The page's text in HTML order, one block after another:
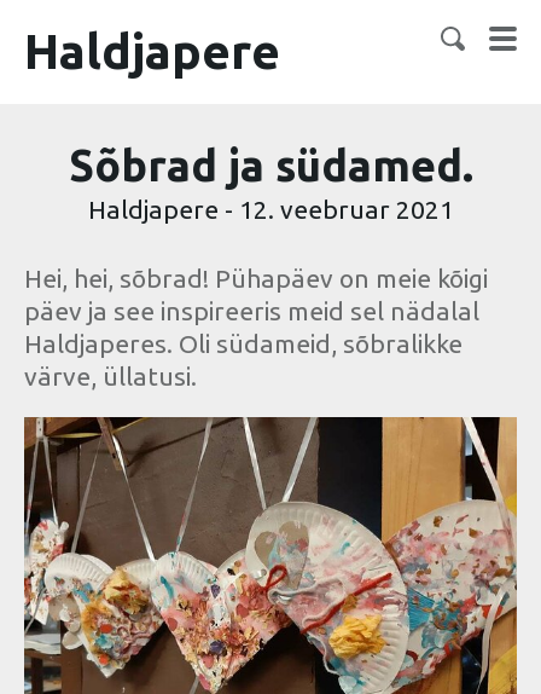
Haldjapere
Sõbrad ja südamed.
Haldjapere - 12. veebruar 2021
Hei, hei, sõbrad! Pühapäev on meie kõigi
päev ja see inspireeris meid sel nädalal
Haldjaperes. Oli südameid, sõbralikke
värve, üllatusi.